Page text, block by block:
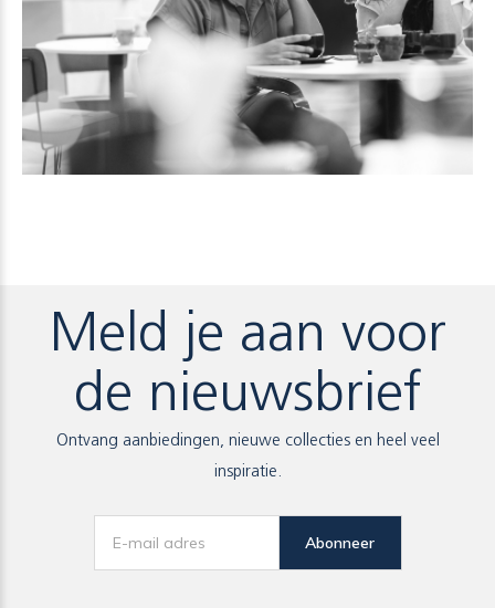
Meld je aan voor
de nieuwsbrief
Ontvang aanbiedingen, nieuwe collecties en heel veel
inspiratie.
Abonneer